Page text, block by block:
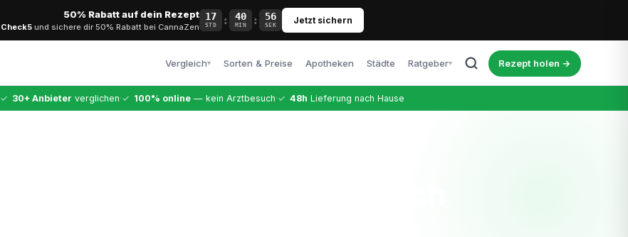
50% Rabatt auf dein Rezept
Check5 und sichere dir 50% Rabatt bei CannaZen
17
STD : 40
MIN : 56
SEK Jetzt sichern
Vergleich▾
Vollständiger Vergleich
Sorten & Preise Apotheken Städte Ratgeber▾ Rezept holen →
✓ 30+ Anbieter verglichen·✓ 100% online — kein Arztbesuch·✓ 48h Lieferung nach Hause